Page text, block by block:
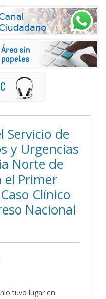
Servicio de
y Urgencias
Norte de
el Primer
Clínico
Nacional
tuvo lugar en